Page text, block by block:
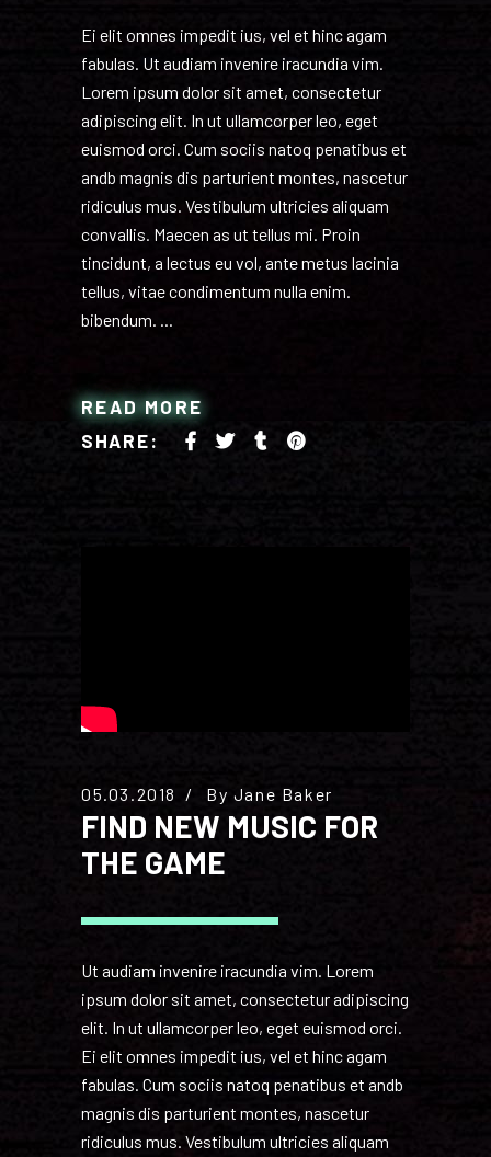
Ei elit omnes impedit ius, vel et hinc agam
fabulas. Ut audiam invenire iracundia vim.
Lorem ipsum dolor sit amet, consectetur
adipiscing elit. In ut ullamcorper leo, eget
euismod orci. Cum sociis natoq penatibus et
andb magnis dis parturient montes, nascetur
ridiculus mus. Vestibulum ultricies aliquam
convallis. Maecen as ut tellus mi. Proin
tincidunt, a lectus eu vol, ante metus lacinia
tellus, vitae condimentum nulla enim.
bibendum.
READ MORE
SHARE:
05.03.2018 By Jane Baker
FIND NEW MUSIC FOR
THE GAME
Ut audiam invenire iracundia vim. Lorem
ipsum dolor sit amet, consectetur adipiscing
elit. In ut ullamcorper leo, eget euismod orci.
Ei elit omnes impedit ius, vel et hinc agam
fabulas. Cum sociis natoq penatibus et andb
magnis dis parturient montes, nascetur
ridiculus mus. Vestibulum ultricies aliquam